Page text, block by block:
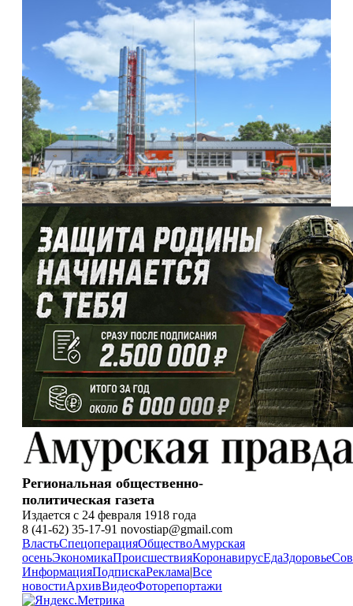
Региональная общественно-
политическая газета
Издается с 24 февраля 1918 года
8 (41-62) 35-17-91 novostiap@gmail.com
ВластьСпецоперацияОбществоАмурская
осеньЭкономикаПроисшествияКоронавирусЕдаЗдоровье
ИнформацияПодпискаРеклама|Все
новостиАрхивВидеоФоторепортажи